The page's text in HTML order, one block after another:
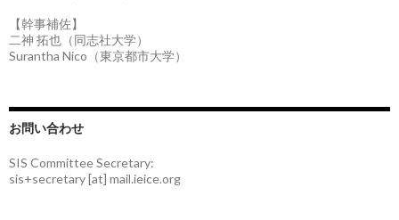
【幹事補佐】
二神 拓也（同志社大学）
Surantha Nico（東京都市大学）
お問い合わせ
SIS Committee Secretary:
sis+secretary [at] mail.ieice.org